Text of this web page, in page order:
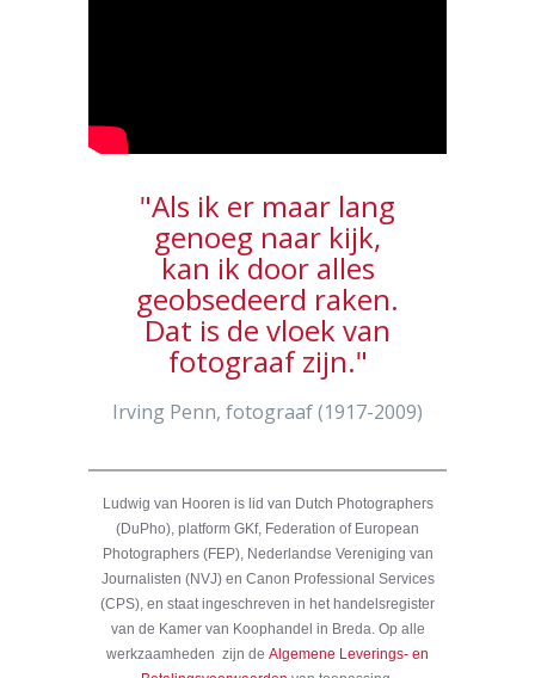
"Als ik er maar lang
genoeg naar kijk,
kan ik door alles
geobsedeerd raken.
Dat is de vloek van
fotograaf zijn."
Irving Penn, fotograaf (1917-2009)
Ludwig van Hooren is lid van Dutch Photographers
(DuPho), platform GKf, Federation of European
Photographers (FEP), Nederlandse Vereniging van
Journalisten (NVJ) en Canon Professional Services
(CPS), en staat ingeschreven in het handelsregister
van de Kamer van Koophandel in Breda. Op alle
werkzaamheden zijn de Algemene Leverings- en